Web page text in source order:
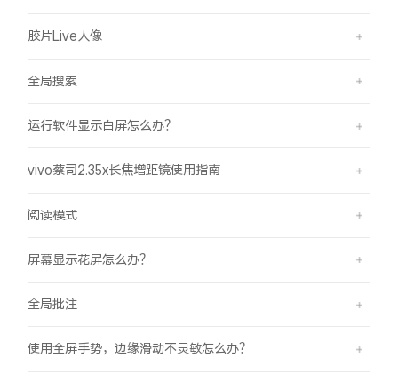
胶片Live人像
全局搜索
运行软件显示白屏怎么办？
vivo蔡司2.35x长焦增距镜使用指南
阅读模式
屏幕显示花屏怎么办？
全局批注
使用全屏手势，边缘滑动不灵敏怎么办？